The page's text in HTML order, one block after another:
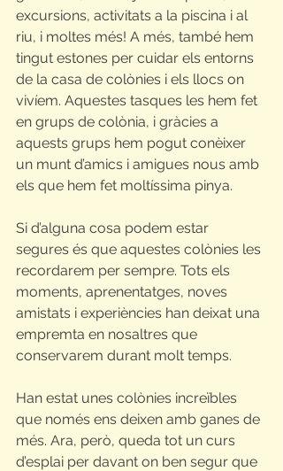
excursions, activitats a la piscina i al
riu, i moltes més! A més, també hem
tingut estones per cuidar els entorns
de la casa de colònies i els llocs on
vivíem. Aquestes tasques les hem fet
en grups de colònia, i gràcies a
aquests grups hem pogut conèixer
un munt d’amics i amigues nous amb
els que hem fet moltíssima pinya.
Si d’alguna cosa podem estar
segures és que aquestes colònies les
recordarem per sempre. Tots els
moments, aprenentatges, noves
amistats i experiències han deixat una
empremta en nosaltres que
conservarem durant molt temps.
Han estat unes colònies increïbles
que només ens deixen amb ganes de
més. Ara, però, queda tot un curs
d’esplai per davant on ben segur que